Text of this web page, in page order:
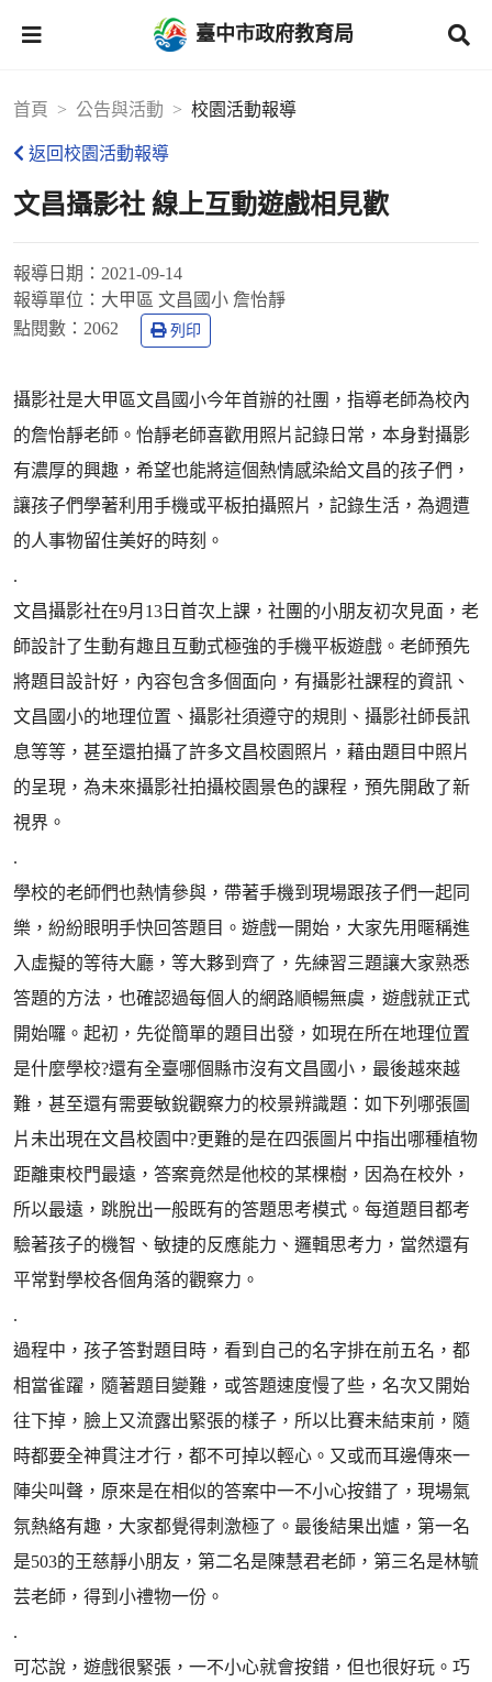
臺中市政府教育局
首頁 公告與活動 校園活動報導
返回校園活動報導
文昌攝影社 線上互動遊戲相見歡
報導日期： 2021-09-14
報導單位： 大甲區 文昌國小 詹怡靜
點閱數： 2062 列印
攝影社是大甲區文昌國小今年首辦的社團，指導老師為校內
的詹怡靜老師。怡靜老師喜歡用照片記錄日常，本身對攝影
有濃厚的興趣，希望也能將這個熱情感染給文昌的孩子們，
讓孩子們學著利用手機或平板拍攝照片，記錄生活，為週遭
的人事物留住美好的時刻。
.
文昌攝影社在9月13日首次上課，社團的小朋友初次見面，老
師設計了生動有趣且互動式極強的手機平板遊戲。老師預先
將題目設計好，內容包含多個面向，有攝影社課程的資訊、
文昌國小的地理位置、攝影社須遵守的規則、攝影社師長訊
息等等，甚至還拍攝了許多文昌校園照片，藉由題目中照片
的呈現，為未來攝影社拍攝校園景色的課程，預先開啟了新
視界。
.
學校的老師們也熱情參與，帶著手機到現場跟孩子們一起同
樂，紛紛眼明手快回答題目。遊戲一開始，大家先用暱稱進
入虛擬的等待大廳，等大夥到齊了，先練習三題讓大家熟悉
答題的方法，也確認過每個人的網路順暢無虞，遊戲就正式
開始囉。起初，先從簡單的題目出發，如現在所在地理位置
是什麼學校?還有全臺哪個縣市沒有文昌國小，最後越來越
難，甚至還有需要敏銳觀察力的校景辨識題：如下列哪張圖
片未出現在文昌校園中?更難的是在四張圖片中指出哪種植物
距離東校門最遠，答案竟然是他校的某棵樹，因為在校外，
所以最遠，跳脫出一般既有的答題思考模式。每道題目都考
驗著孩子的機智、敏捷的反應能力、邏輯思考力，當然還有
平常對學校各個角落的觀察力。
.
過程中，孩子答對題目時，看到自己的名字排在前五名，都
相當雀躍，隨著題目變難，或答題速度慢了些，名次又開始
往下掉，臉上又流露出緊張的樣子，所以比賽未結束前，隨
時都要全神貫注才行，都不可掉以輕心。又或而耳邊傳來一
陣尖叫聲，原來是在相似的答案中一不小心按錯了，現場氣
氛熱絡有趣，大家都覺得刺激極了。最後結果出爐，第一名
是503的王慈靜小朋友，第二名是陳慧君老師，第三名是林毓
芸老師，得到小禮物一份。
.
可芯說，遊戲很緊張，一不小心就會按錯，但也很好玩。巧